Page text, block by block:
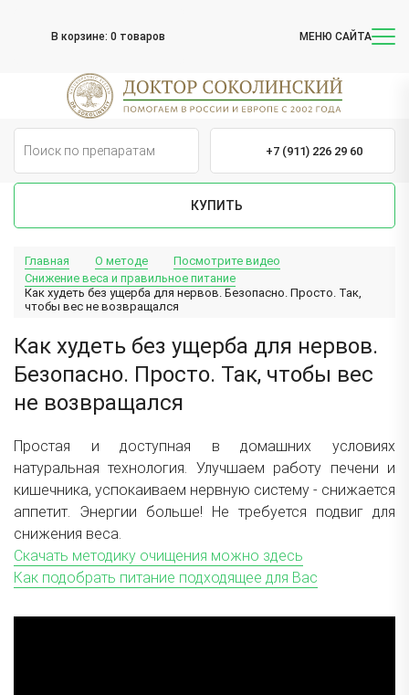
В корзине: 0 товаров МЕНЮ САЙТА
+7 (911) 226 29 60
КУПИТЬ
Главная О методе
Посмотрите видео
Снижение веса и правильное питание
Как худеть без ущерба для нервов. Безопасно. Просто. Так,
чтобы вес не возвращался
Как худеть без ущерба для нервов.
Безопасно. Просто. Так, чтобы вес
не возвращался
Простая и доступная в домашних условиях
натуральная технология. Улучшаем работу печени и
кишечника, успокаиваем нервную систему - снижается
аппетит. Энергии больше! Не требуется подвиг для
снижения веса.
Скачать методику очищения можно здесь
Как подобрать питание подходящее для Вас